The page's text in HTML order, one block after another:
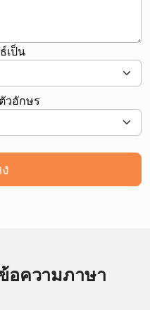
เป็น
วอักษร
อความภาษา